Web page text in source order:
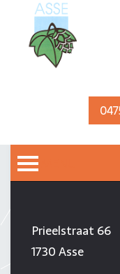
JAN DE BACKER
Prieelstraat 66
1730 Asse